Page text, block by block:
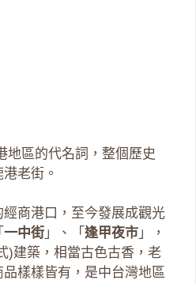
地區的代名詞，整個歷史
老街。
商港口，至今發展成觀光
一中街 」、「 逢甲夜市 」，
)建築，相當古色古香，老
樣樣皆有，是中台灣地區